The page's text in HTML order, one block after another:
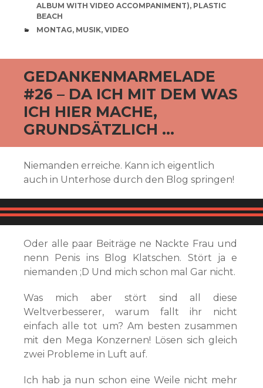
ALBUM WITH VIDEO ACCOMPANIMENT), PLASTIC
BEACH
CATEGORIES
MONTAG, MUSIK, VIDEO
GEDANKENMARMELADE
#26 – DA ICH MIT DEM WAS
ICH HIER MACHE,
GRUNDSÄTZLICH …
Niemanden erreiche. Kann ich eigentlich
auch in Unterhose durch den Blog springen!
Oder alle paar Beiträge ne Nackte Frau und
nenn Penis ins Blog Klatschen. Stört ja e
niemanden ;D Und mich schon mal Gar nicht.
Was mich aber stört sind all diese
Weltverbesserer, warum fallt ihr nicht
einfach alle tot um? Am besten zusammen
mit den Mega Konzernen! Lösen sich gleich
zwei Probleme in Luft auf.
Ich hab ja nun schon eine Weile nicht mehr